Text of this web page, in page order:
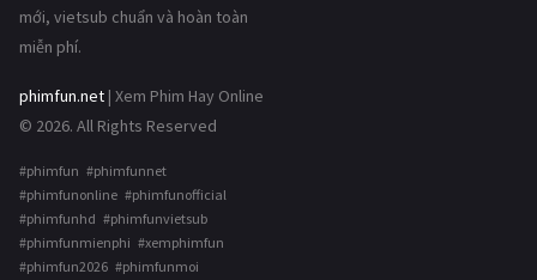
mới, vietsub chuẩn và hoàn toàn
miễn phí.
phimfun.net | Xem Phim Hay Online
© 2026. All Rights Reserved
#phimfun #phimfunnet
#phimfunonline #phimfunofficial
#phimfunhd #phimfunvietsub
#phimfunmienphi #xemphimfun
#phimfun2026 #phimfunmoi